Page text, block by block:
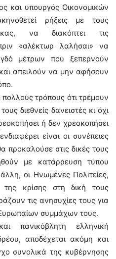
και υπουργός Οικονομικών
ρήξεις με τους
να διακόπτει τις
«αλέκτωρ λαλήσαι» να
μέτρων που ξεπερνούν
απειλούν να μην αφήσουν
τρόπους ότι τρέμουν
διεθνείς δανειστές κι όχι
ή δεν χρεοκοπήσει
είναι οι συνέπειες
στις δικές τους
με κατάρρευση τύπου
οι Ηνωμένες Πολιτείες,
της κρίσης στη δική τους
τις ανησυχίες τους για
συμμάχων τους.
πανικόβλητη ελληνική
αποδέχεται ακόμη και
συνολικά της κυβέρνησης